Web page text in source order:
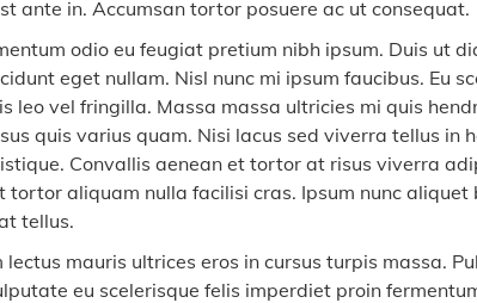
ante in. Accumsan tortor posuere ac ut consequat.
odio eu feugiat pretium nibh ipsum. Duis ut
eget nullam. Nisl nunc mi ipsum faucibus. Eu
vel fringilla. Massa massa ultricies mi quis
quis varius quam. Nisi lacus sed viverra tellus in
Convallis aenean et tortor at risus viverra
aliquam nulla facilisi cras. Ipsum nunc aliquet
tellus.
mauris ultrices eros in cursus turpis massa.
eu scelerisque felis imperdiet proin